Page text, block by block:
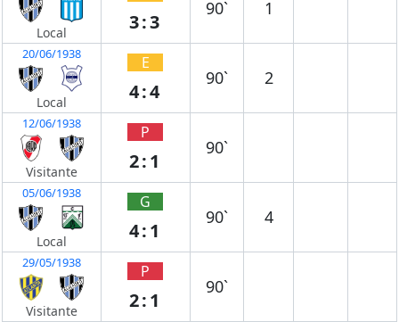
Local 3:3
90` 1
20/06/1938
Local
E
4:4
90` 2
12/06/1938
Visitante
P
2:1
90`
05/06/1938
Local
G
4:1
90` 4
29/05/1938
Visitante
P
2:1
90`